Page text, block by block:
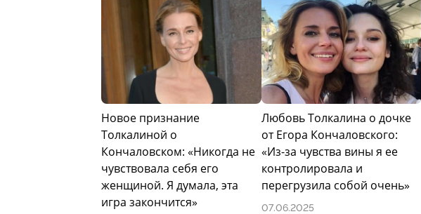
Новое признание
Толкалиной о
Кончаловском: «Никогда не
чувствовала себя его
женщиной. Я думала, эта
игра закончится»
Любовь Толкалина о дочке
от Егора Кончаловского:
«Из-за чувства вины я ее
контролировала и
перегрузила собой очень»
07.06.2025